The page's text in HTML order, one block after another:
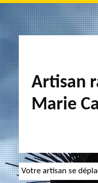
Artisan
Marie
Votre artisan se